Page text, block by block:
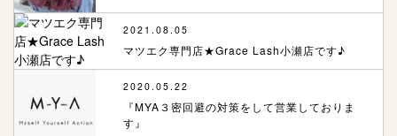
2021.08.05
マツエク専門店★Grace Lash小瀬店です♪
2020.05.22
『MYA３密回避の対策をして営業しておりま
す』